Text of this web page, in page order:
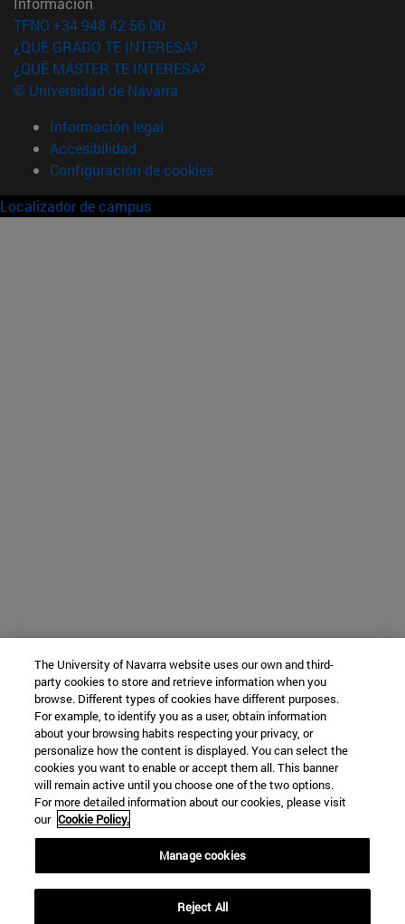
TFNO +34 948 42 56 00
¿QUÉ GRADO TE INTERESA?
¿QUÉ MÁSTER TE INTERESA?
© Universidad de Navarra
Información legal
Accesibilidad
Configuración de cookies
Localizador de campus
The University of Navarra website uses our own and third-
party cookies to store and retrieve information when you
browse. Different types of cookies have different purposes.
For example, to identify you as a user, obtain information
about your browsing habits respecting your privacy, or
personalize how the content is displayed. You can select the
cookies you want to enable or accept them all. This banner
will remain active until you choose one of the two options.
For more detailed information about our cookies, please visit
our Cookie Policy.
Manage cookies
Reject All